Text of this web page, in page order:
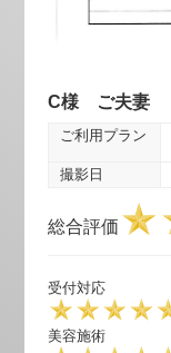
C様 ご夫妻
ご利用プラン
撮影日
総合評価
受付対応
美容施術